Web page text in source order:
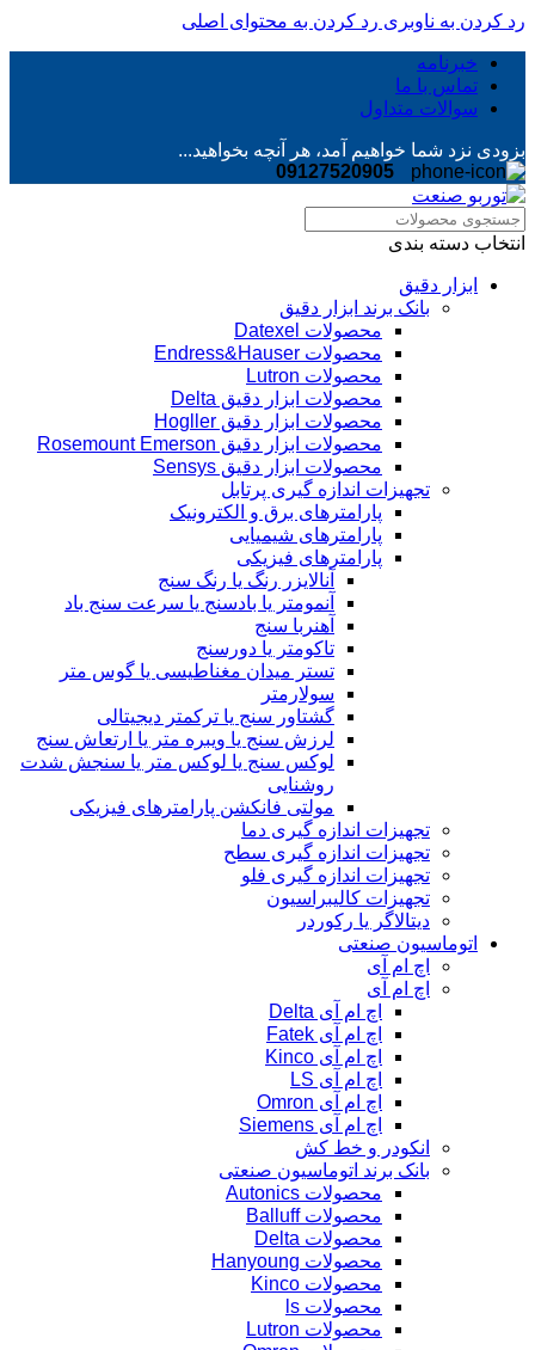
رد کردن به ناوبری رد کردن به محتوای اصلی
خبرنامه
تماس با ما
سوالات متداول
بزودی نزد شما خواهیم آمد، هر آنچه بخواهید...
09127520905
انتخاب دسته بندی
ابزار دقیق
بانک برند ابزار دقیق
محصولات Datexel
محصولات Endress&Hauser
محصولات Lutron
محصولات ابزار دقیق Delta
محصولات ابزار دقیق Hogller
محصولات ابزار دقیق Rosemount Emerson
محصولات ابزار دقیق Sensys
تجهیزات اندازه گیری پرتابل
پارامترهای برق و الکترونیک
پارامترهای شیمیایی
پارامترهای فیزیکی
آنالایزر رنگ یا رنگ سنج
آنمومتر یا بادسنج یا سرعت سنج باد
آهنربا سنج
تاکومتر یا دورسنج
تستر میدان مغناطیسی یا گوس متر
سولارمتر
گشتاور سنج یا ترکمتر دیجیتالی
لرزش سنج یا ویبره متر یا ارتعاش سنج
لوکس سنج یا لوکس متر یا سنجش شدت
روشنایی
مولتی فانکشن پارامترهای فیزیکی
تجهیزات اندازه گیری دما
تجهیزات اندازه گیری سطح
تجهیزات اندازه گیری فلو
تجهیزات کالیبراسیون
دیتالاگر یا رکوردر
اتوماسیون صنعتی
اچ ام آی
اچ ام آی
اچ ام آی Delta
اچ ام آی Fatek
اچ ام آی Kinco
اچ ام آی LS
اچ ام آی Omron
اچ ام آی Siemens
انکودر و خط کش
بانک برند اتوماسیون صنعتی
محصولات Autonics
محصولات Balluff
محصولات Delta
محصولات Hanyoung
محصولات Kinco
محصولات ls
محصولات Lutron